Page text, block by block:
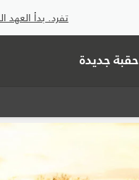
تفرد. بدأ العهد
حقبة جديدة